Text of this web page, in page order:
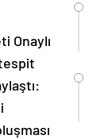
Onaylı